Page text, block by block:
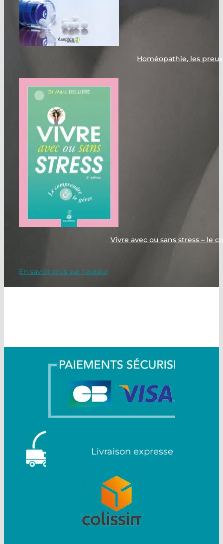
Homéopathie, les
Vivre avec ou sans stress – le
En savoir plus sur l'auteur
Livraison expresse